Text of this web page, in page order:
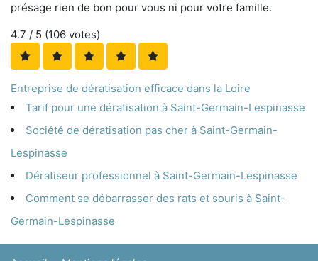
présage rien de bon pour vous ni pour votre famille.
4.7 / 5 (106 votes)
Entreprise de dératisation efficace dans la Loire
Tarif pour une dératisation à Saint-Germain-Lespinasse
Société de dératisation pas cher à Saint-Germain-
Lespinasse
Dératiseur professionnel à Saint-Germain-Lespinasse
Comment se débarrasser des rats et souris à Saint-
Germain-Lespinasse